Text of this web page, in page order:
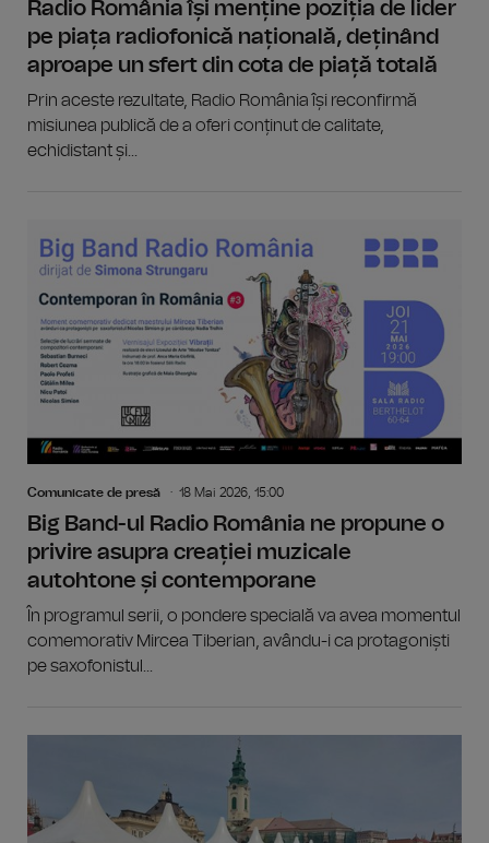
Radio România își menține poziția de lider
pe piața radiofonică națională, deținând
aproape un sfert din cota de piață totală
Prin aceste rezultate, Radio România își reconfirmă
misiunea publică de a oferi conținut de calitate,
echidistant și...
Comunicate de presă 18 Mai 2026, 15:00
Big Band-ul Radio România ne propune o
privire asupra creației muzicale
autohtone și contemporane
În programul serii, o pondere specială va avea momentul
comemorativ Mircea Tiberian, avându-i ca protagoniști
pe saxofonistul...